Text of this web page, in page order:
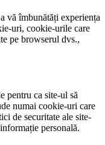
vă îmbunătăți experiența
uri, cookie-urile care
pe browserul dvs.,
pentru ca site-ul să
numai cookie-uri care
de securitate ale site-
personală.